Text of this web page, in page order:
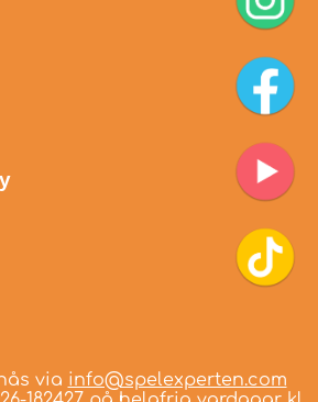
via info@spelexperten.com